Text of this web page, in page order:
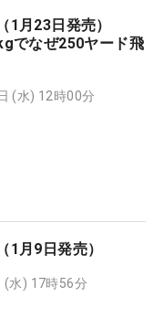
1月23日発売）
でなぜ250ヤード飛
(水) 12時00分
1月9日発売）
(水) 17時56分